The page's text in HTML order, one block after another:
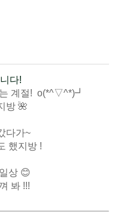
다!
는 계절! o(*^▽^*)┛
방 🌺
다가~
했지방 !
상 😊
봐 !!!